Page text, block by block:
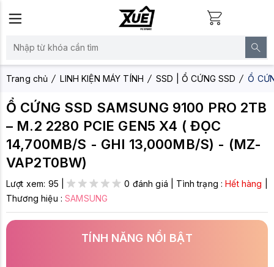
Trang chủ LINH KIỆN MÁY TÍNH SSD | Ổ CỨNG SSD Ổ
Ổ CỨNG SSD SAMSUNG 9100 PRO 2TB
– M.2 2280 PCIE GEN5 X4 ( ĐỌC
14,700MB/S - GHI 13,000MB/S) - (MZ-
VAP2T0BW)
Lượt xem: 95 | 0 đánh giá Tình trạng :Hết hàng
Thương hiệu :SAMSUNG
TÍNH NĂNG NỔI BẬT